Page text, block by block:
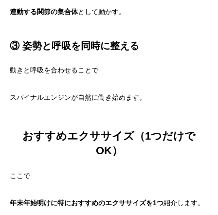
連動する関節の集合体として動かす。
③ 姿勢と呼吸を同時に整える
動きと呼吸を合わせることで
スパイナルエンジンが自然に働き始めます。
おすすめエクササイズ（1つだけで
OK）
ここで
年末年始明けに特におすすめのエクササイズを1つ紹介します。